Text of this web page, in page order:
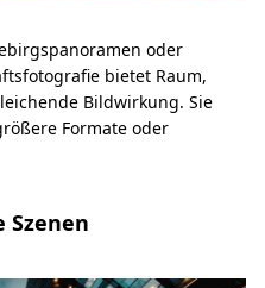
oder
bietet Raum,
Bildwirkung. Sie
Formate oder